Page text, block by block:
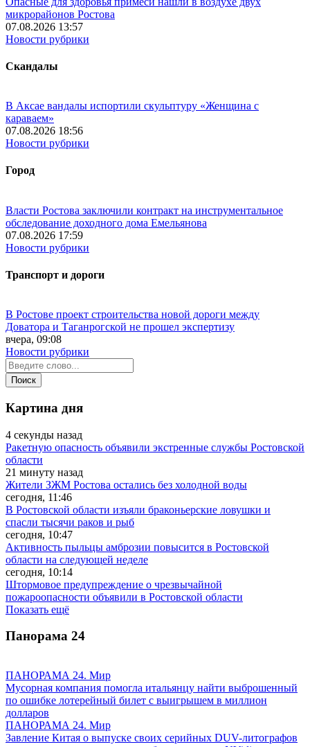
микрорайонов Ростова
07.08.2026 13:57
Новости рубрики
Скандалы
В Аксае вандалы испортили скульптуру «Женщина с
караваем»
07.08.2026 18:56
Новости рубрики
Город
Власти Ростова заключили контракт на инструментальное
обследование доходного дома Емельянова
07.08.2026 17:59
Новости рубрики
Транспорт и дороги
В Ростове проект строительства новой дороги между
Доватора и Таганрогской не прошел экспертизу
вчера, 09:08
Новости рубрики
Картина дня
4 секунды назад
Ракетную опасность объявили экстренные службы Ростовской
области
21 минуту назад
Жители ЗЖМ Ростова остались без холодной воды
сегодня, 11:46
В Ростовской области изъяли браконьерские ловушки и
спасли тысячи раков и рыб
сегодня, 10:47
Активность пыльцы амброзии повысится в Ростовской
области на следующей неделе
сегодня, 10:14
Штормовое предупреждение о чрезвычайной
пожароопасности объявили в Ростовской области
Показать ещё
Панорама 24
ПАНОРАМА 24. Мир
Мусорная компания помогла итальянцу найти выброшенный
по ошибке лотерейный билет с выигрышем в миллион
долларов
ПАНОРАМА 24. Мир
Завление Китая о выпуске своих серийных DUV-литографов